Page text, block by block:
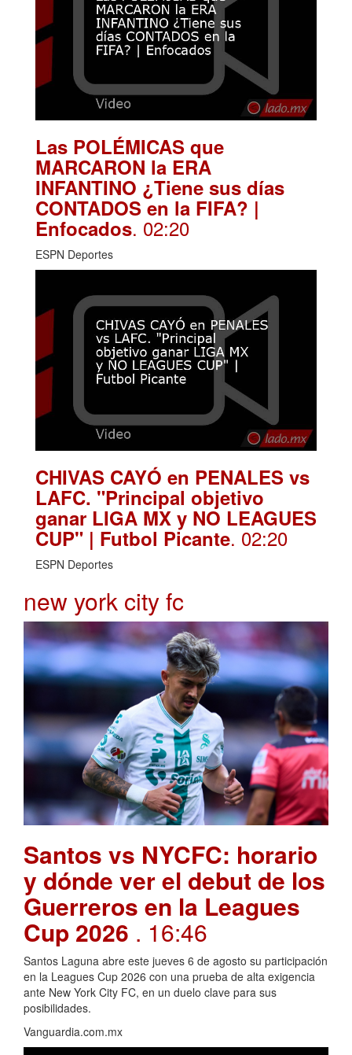
Las POLÉMICAS que
MARCARON la ERA
INFANTINO ¿Tiene sus días
CONTADOS en la FIFA? |
Enfocados. 02:20
ESPN Deportes
CHIVAS CAYÓ en PENALES vs
LAFC. "Principal objetivo
ganar LIGA MX y NO LEAGUES
CUP" | Futbol Picante. 02:20
ESPN Deportes
new york city fc
Santos vs NYCFC: horario
y dónde ver el debut de los
Guerreros en la Leagues
Cup 2026 . 16:46
Santos Laguna abre este jueves 6 de agosto su participación
en la Leagues Cup 2026 con una prueba de alta exigencia
ante New York City FC, en un duelo clave para sus
posibilidades.
Vanguardia.com.mx